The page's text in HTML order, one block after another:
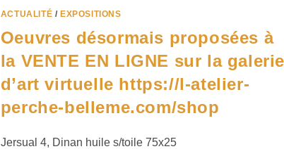
ACTUALITÉ /EXPOSITIONS
Oeuvres désormais proposées à
la VENTE EN LIGNE sur la
d’art virtuelle https://l-atelier-
perche-belleme.com/shop
Jersual 4, Dinan huile s/toile 75x25